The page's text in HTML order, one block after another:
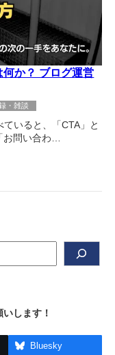
か？ ブログ運営
・雑談
いると、「CTA」と
お問い合わ…
します！
Bluesky